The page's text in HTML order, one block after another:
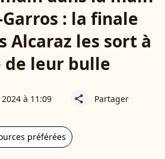
: la finale
Alcaraz les sort à
de leur bulle
à 11:09 share Partager
préférées